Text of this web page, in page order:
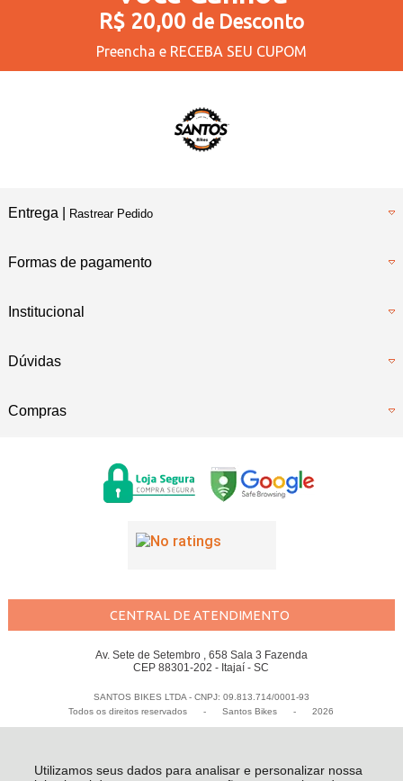
Utilizamos seus dados para analisar e personalizar nossa
R$ 20,00 de Desconto
Preencha e RECEBA SEU CUPOM
Entrega | Rastrear Pedido
Formas de pagamento
Institucional
Dúvidas
Compras
CENTRAL DE ATENDIMENTO
Av. Sete de Setembro , 658 Sala 3 Fazenda
CEP 88301-202 - Itajaí - SC
SANTOS BIKES LTDA - CNPJ: 09.813.714/0001-93
Todos os direitos reservados
- Santos Bikes - 2026